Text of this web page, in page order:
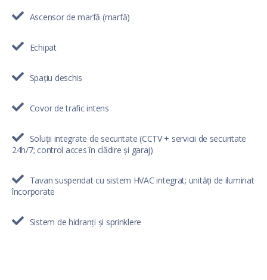
Ascensor de marfă (marfă)
Echipat
Spațiu deschis
Covor de trafic intens
Soluții integrate de securitate (CCTV + servicii de securitate
24h/7; control acces în clădire și garaj)
Tavan suspendat cu sistem HVAC integrat; unități de iluminat
încorporate
Sistem de hidranți și sprinklere